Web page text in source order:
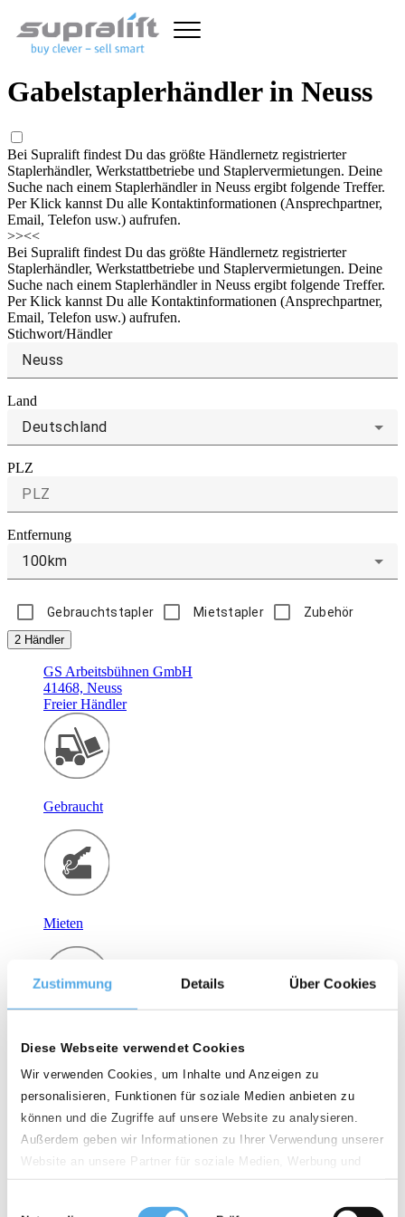
Zustimmung Details Über Cookies
Diese Webseite verwendet Cookies
Wir verwenden Cookies, um Inhalte und Anzeigen zu
personalisieren, Funktionen für soziale Medien anbieten zu
können und die Zugriffe auf unsere Website zu analysieren.
Außerdem geben wir Informationen zu Ihrer Verwendung unserer
Website an unsere Partner für soziale Medien, Werbung und
Analysen weiter. Unsere Partner führen diese Informationen
möglicherweise mit weiteren Daten zusammen, die Sie ihnen
Gabelstaplerhändler in Neuss
Bei Supralift findest Du das größte Händlernetz registrierter
Staplerhändler, Werkstattbetriebe und Staplervermietungen. Deine
Suche nach einem Staplerhändler in Neuss ergibt folgende Treffer.
Per Klick kannst Du alle Kontaktinformationen (Ansprechpartner,
Email, Telefon usw.) aufrufen.
>><<
Bei Supralift findest Du das größte Händlernetz registrierter
Staplerhändler, Werkstattbetriebe und Staplervermietungen. Deine
Suche nach einem Staplerhändler in Neuss ergibt folgende Treffer.
Per Klick kannst Du alle Kontaktinformationen (Ansprechpartner,
Email, Telefon usw.) aufrufen.
Stichwort/Händler
Land
Deutschland
PLZ
Entfernung
100km
Gebrauchtstapler Mietstapler Zubehör
2 Händler
GS Arbeitsbühnen GmbH
41468, Neuss
Freier Händler
Gebraucht
Mieten
Zubehör
Profil